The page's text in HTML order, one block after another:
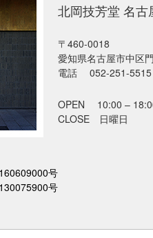
北岡技芳堂 名古
〒460-0018
愛知県名古屋市中区
電話 052-251-5515
OPEN 10:00 –
CLOSE 日曜日
号
号